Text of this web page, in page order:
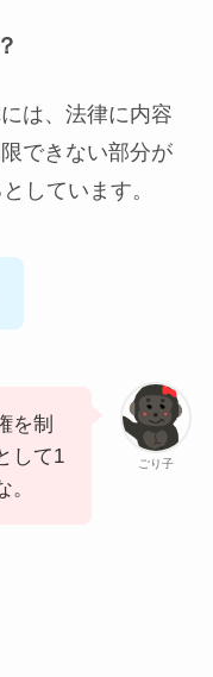
は、法律に内容
できない部分が
しています。
ごり子
を制
して1